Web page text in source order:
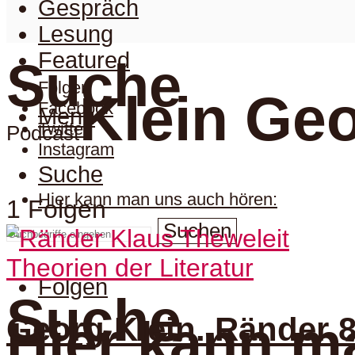
Folgen
Facebook
Twitter
Instagram
Hier kann man uns auch hören:
Suche
Suchen
Folgen
Gespräch
Lesung
Featured
Menu
Suche
Suche
PodcastKlein
1 Folgen
Theorien der Literatur
Georg Klein. Ränder